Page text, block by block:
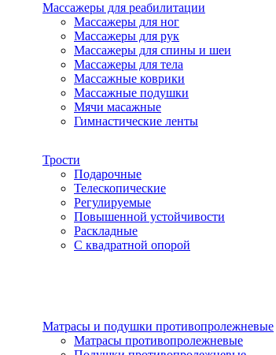
Массажеры для реабилитации
Массажеры для ног
Массажеры для рук
Массажеры для спины и шеи
Массажеры для тела
Массажные коврики
Массажные подушки
Мячи масажные
Гимнастические ленты
Трости
Подарочные
Телескопические
Регулируемые
Повышенной устойчивости
Раскладные
С квадратной опорой
Матрасы и подушки противопролежневые
Матрасы противопролежневые